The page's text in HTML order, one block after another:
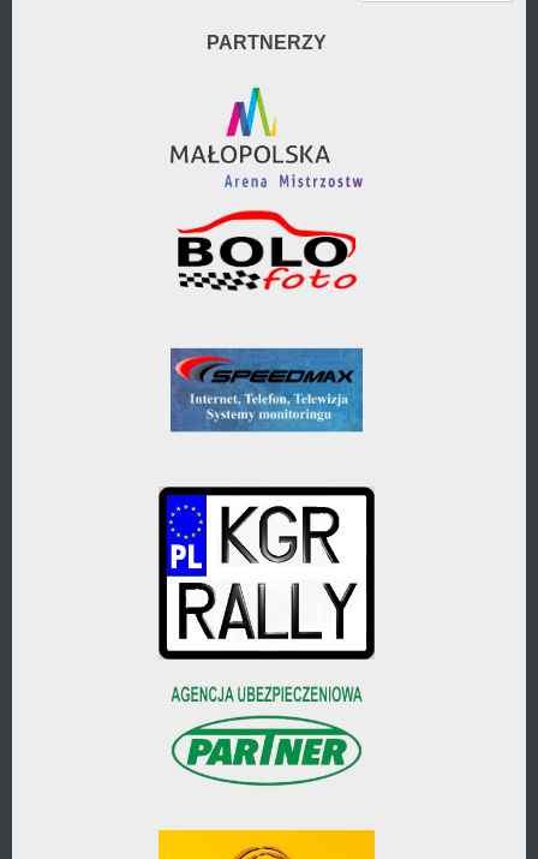
PARTNERZY